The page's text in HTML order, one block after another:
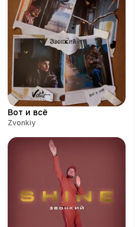
Вот и всё
Zvonkiy